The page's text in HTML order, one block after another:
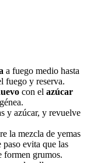
a fuego medio hasta
fuego y reserva.
con el azúcar
y azúcar, y revuelve
la mezcla de yemas
paso evita que las
formen grumos.